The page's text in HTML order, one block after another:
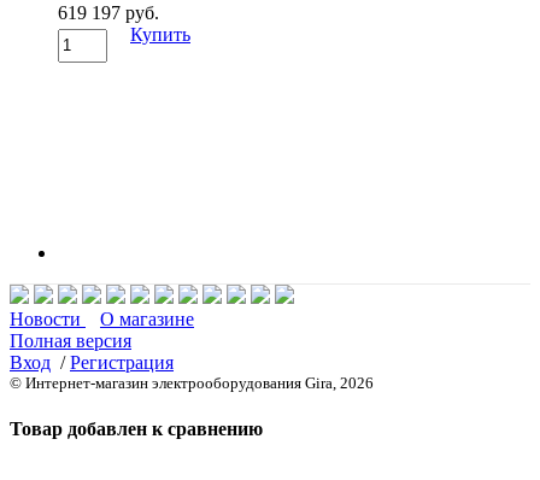
619 197 руб.
Купить
Новости
О магазине
Полная версия
Вход /Регистрация
© Интернет-магазин электрооборудования Gira, 2026
Товар добавлен к сравнению